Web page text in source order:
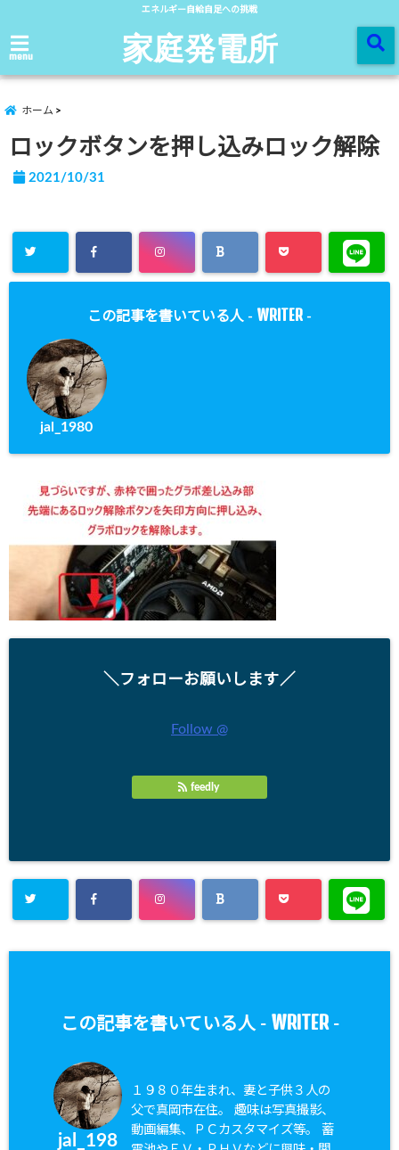
エネルギー自給自足への挑戦
menu 家庭発電所
ホーム
ロックボタンを押し込みロック解除
2021/10/31
この記事を書いている人 - WRITER -
jal_1980
＼フォローお願いします／
Follow @
feedly
この記事を書いている人 - WRITER-
jal_198
１９８０年生まれ、妻と子供３人の
父で真岡市在住。 趣味は写真撮影、
動画編集、ＰＣカスタマイズ等。 蓄